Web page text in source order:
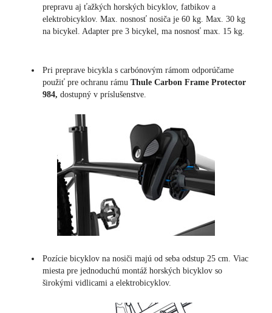
prepravu aj ťažkých horských bicyklov, fatbikov a
elektrobicyklov. Max. nosnosť nosiča je 60 kg. Max. 30 kg
na bicykel. Adapter pre 3 bicykel, ma nosnosť max. 15 kg.
Pri preprave bicykla s carbónovým rámom odporúčame
použiť pre ochranu rámuThule Carbon Frame Protector
984,dostupný v príslušenstve.
Pozície bicyklov na nosiči majú od seba odstup 25 cm. Viac
miesta pre jednoduchú montáž horských bicyklov so
širokými vidlicami a elektrobicyklov.